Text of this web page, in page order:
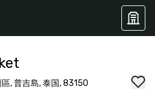
, 普吉島, 泰国, 83150